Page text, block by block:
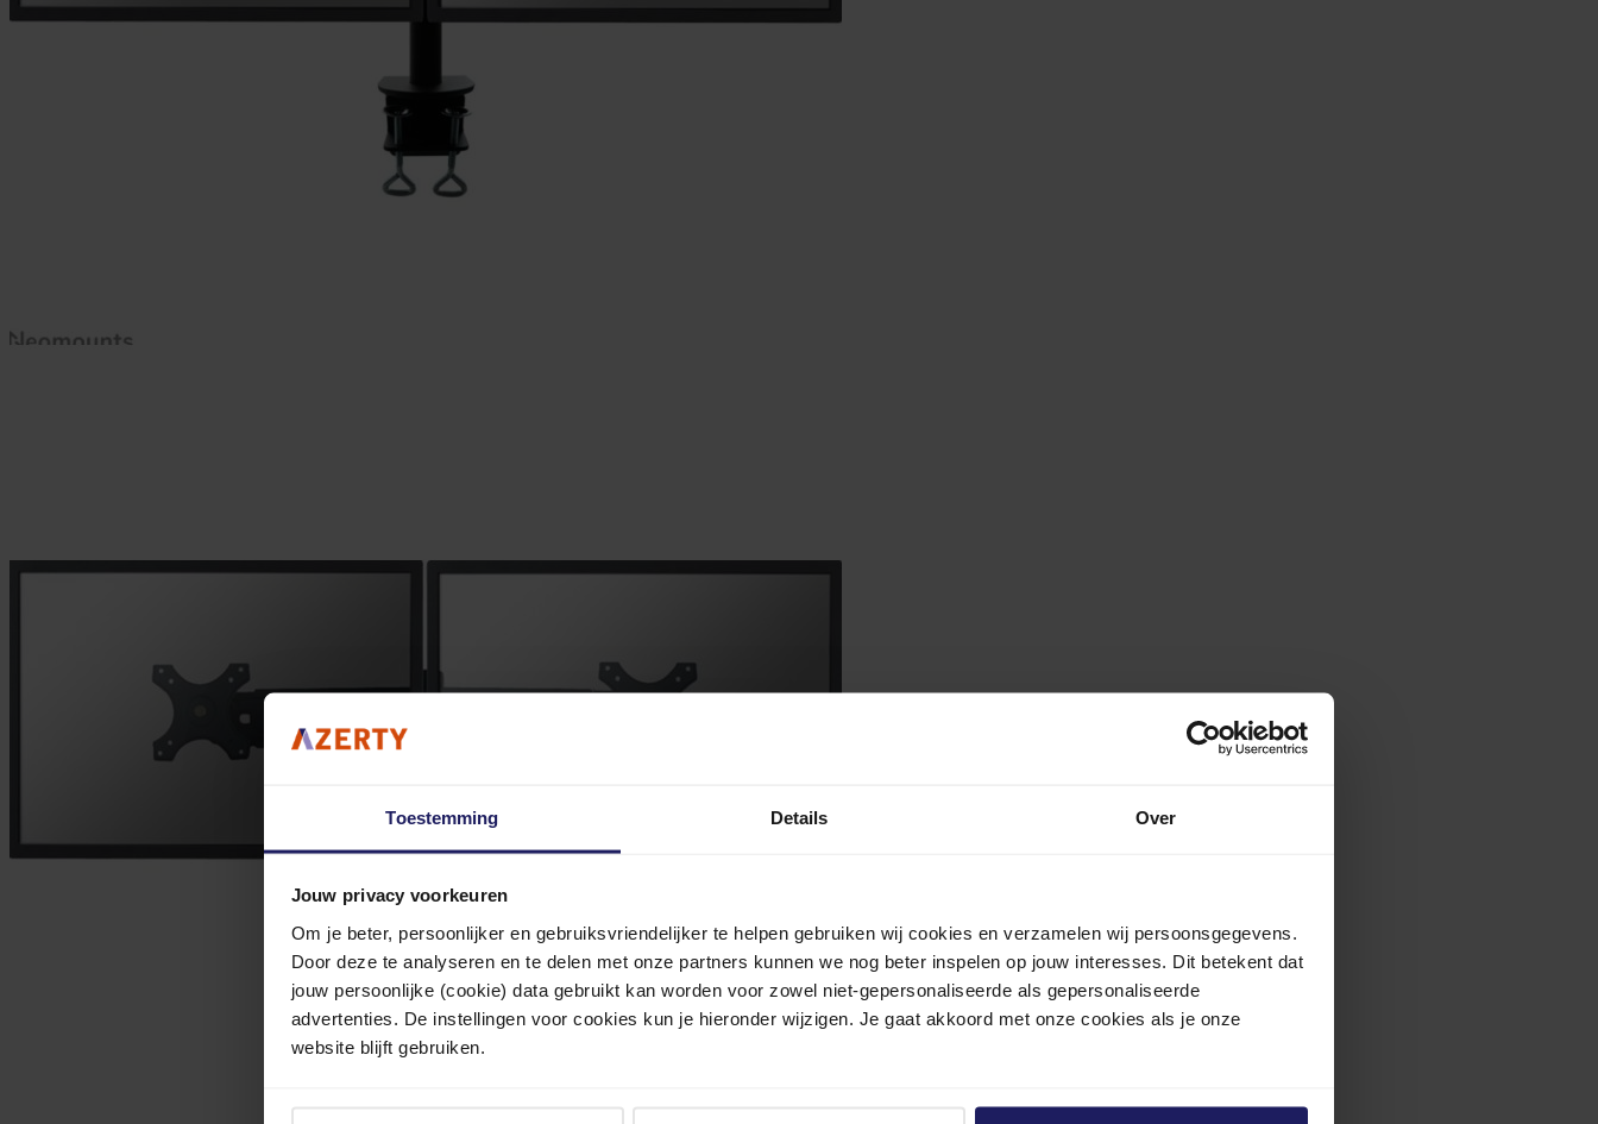
Toestemming Details Over
Jouw privacy voorkeuren
Om je beter, persoonlijker en gebruiksvriendelijker te helpen gebruiken wij cookies en verzamelen wij persoonsgegevens.
Door deze te analyseren en te delen met onze partners kunnen we nog beter inspelen op jouw interesses. Dit betekent dat
jouw persoonlijke (cookie) data gebruikt kan worden voor zowel niet-gepersonaliseerde als gepersonaliseerde
advertenties. De instellingen voor cookies kun je hieronder wijzigen. Je gaat akkoord met onze cookies als je onze
website blijft gebruiken.